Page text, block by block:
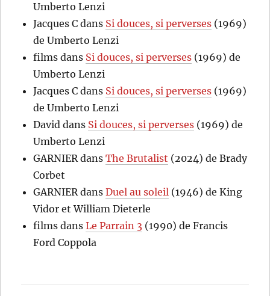
Umberto Lenzi
Jacques C dans Si douces, si perverses (1969)
de Umberto Lenzi
films dans Si douces, si perverses (1969) de
Umberto Lenzi
Jacques C dans Si douces, si perverses (1969)
de Umberto Lenzi
David dans Si douces, si perverses (1969) de
Umberto Lenzi
GARNIERdansThe Brutalist (2024) de Brady
Corbet
GARNIERdansDuel au soleil (1946) de King
Vidor et William Dieterle
films dansLe Parrain 3 (1990) de Francis
Ford Coppola